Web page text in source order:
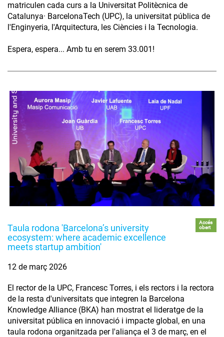
matriculen cada curs a la Universitat Politècnica de
Catalunya· BarcelonaTech (UPC), la universitat pública de
l'Enginyeria, l'Arquitectura, les Ciències i la Tecnologia.
Espera, espera... Amb tu en serem 33.001!
Taula rodona 'Barcelona’s university
ecosystem: where academic excellence
meets startup ambition'
Accés
obert
12 de març 2026
El rector de la UPC, Francesc Torres, i els rectors i la rectora
de la resta d'universitats que integren la Barcelona
Knowledge Alliance (BKA) han mostrat el lideratge de la
universitat pública en innovació i impacte global, en una
taula rodona organitzada per l'aliança el 3 de març, en el